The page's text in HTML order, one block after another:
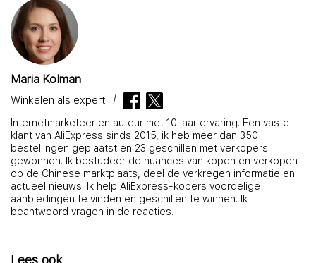
Maria Kolman
Winkelen als expert
Internetmarketeer en auteur met 10 jaar ervaring. Een vaste
klant van AliExpress sinds 2015, ik heb meer dan 350
bestellingen geplaatst en 23 geschillen met verkopers
gewonnen. Ik bestudeer de nuances van kopen en verkopen
op de Chinese marktplaats, deel de verkregen informatie en
actueel nieuws. Ik help AliExpress-kopers voordelige
aanbiedingen te vinden en geschillen te winnen. Ik
beantwoord vragen in de reacties.
Lees ook